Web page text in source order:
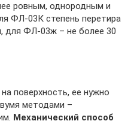
ровным, однородным и
ФЛ-03К степень перетира
для ФЛ-03ж – не более 30
поверхность, ее нужно
методами –
Механический способ